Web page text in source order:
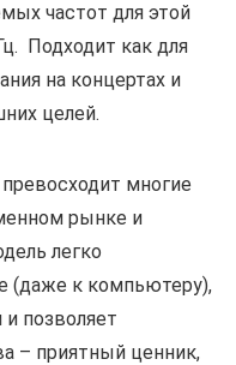
частот для этой
Подходит как для
на концертах и
целей.
многие
рынке и
легко
(даже к компьютеру),
позволяет
– приятный ценник,